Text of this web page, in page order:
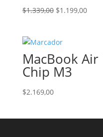
$1.339,00 El
era:
$1.339,00.
$1.199,00El
MacBook
Chip M3
$2.169,00